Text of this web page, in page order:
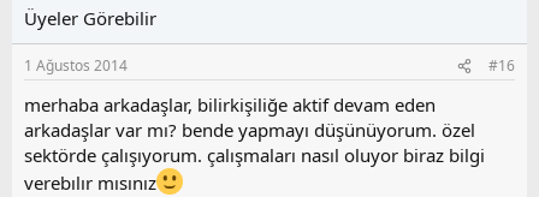
s
u
z
o
y
Üyeler Görebilir
1 Ağustos 2014 #16
merhaba arkadaşlar, bilirkişiliğe aktif devam eden
arkadaşlar var mı? bende yapmayı düşünüyorum. özel
sektörde çalışıyorum. çalışmaları nasıl oluyor biraz bilgi
verebılır mısınız